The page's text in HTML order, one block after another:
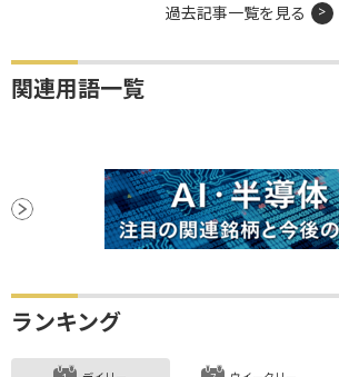
過去記事一覧を見る
関連用語一覧
ランキング